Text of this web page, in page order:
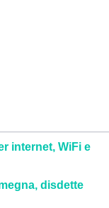
internet, WiFi e
disdette